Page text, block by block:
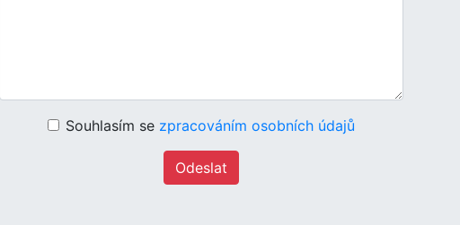
Souhlasím se zpracováním osobních údajů
Odeslat